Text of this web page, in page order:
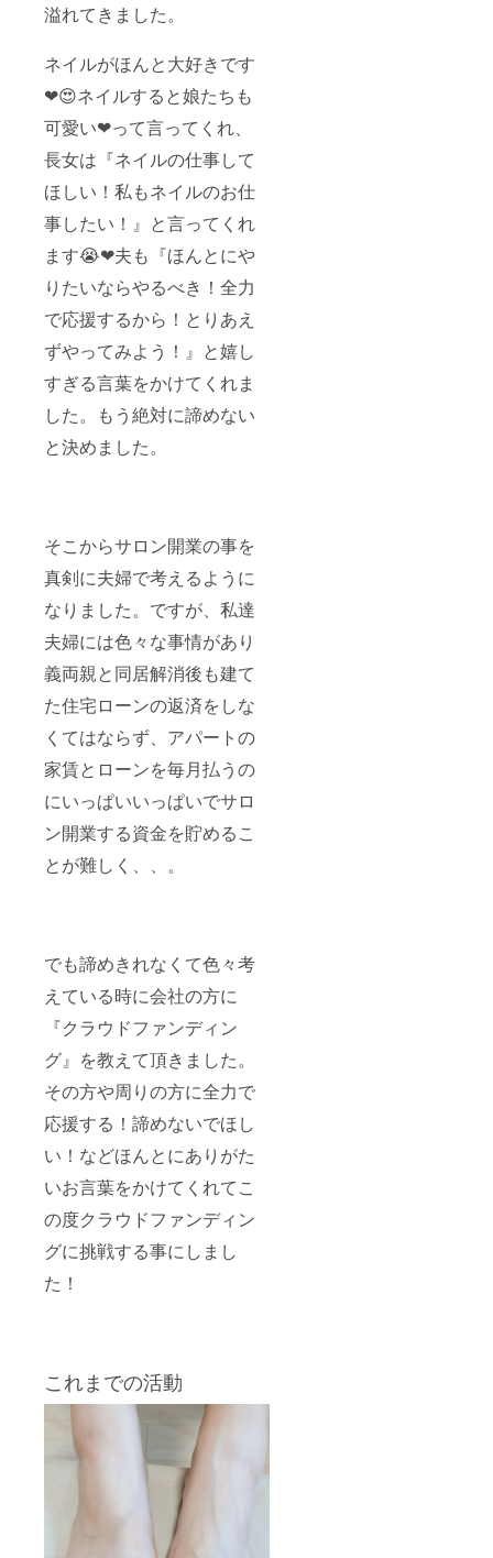
溢れてきました。
ネイルがほんと大好きです
❤😍ネイルすると娘たちも
可愛い❤って言ってくれ、
長女は『ネイルの仕事して
ほしい！私もネイルのお仕
事したい！』と言ってくれ
ます😭❤夫も『ほんとにや
りたいならやるべき！全力
で応援するから！とりあえ
ずやってみよう！』と嬉し
すぎる言葉をかけてくれま
した。もう絶対に諦めない
と決めました。
そこからサロン開業の事を
真剣に夫婦で考えるように
なりました。ですが、私達
夫婦には色々な事情があり
義両親と同居解消後も建て
た住宅ローンの返済をしな
くてはならず、アパートの
家賃とローンを毎月払うの
にいっぱいいっぱいでサロ
ン開業する資金を貯めるこ
とが難しく、、。
でも諦めきれなくて色々考
えている時に会社の方に
『クラウドファンディン
グ』を教えて頂きました。
その方や周りの方に全力で
応援する！諦めないでほし
い！などほんとにありがた
いお言葉をかけてくれてこ
の度クラウドファンディン
グに挑戦する事にしまし
た！
これまでの活動